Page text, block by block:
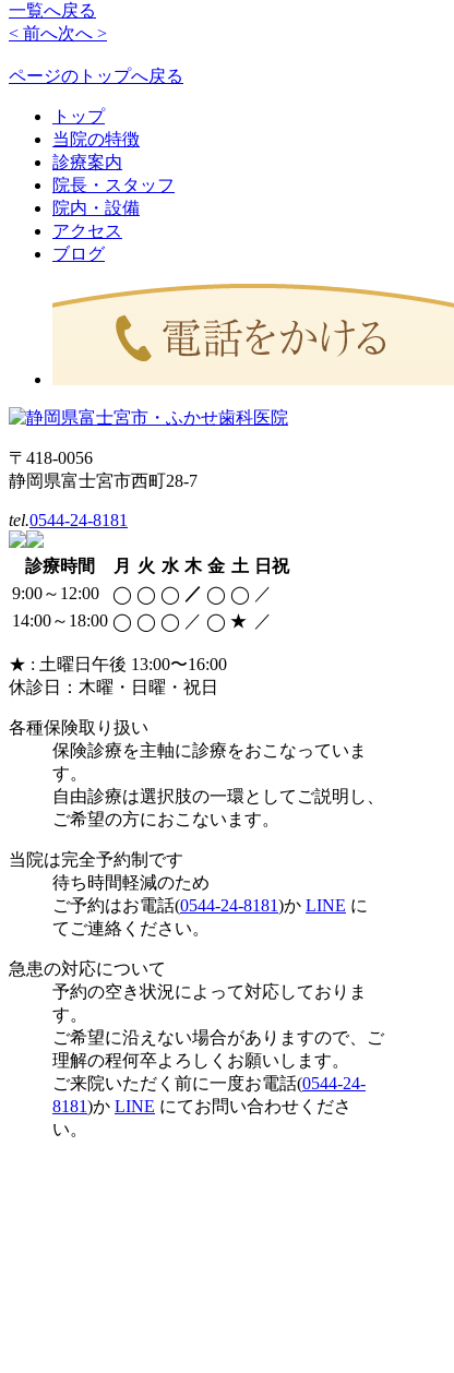
一覧へ戻る
< 前へ次へ >
ページのトップへ戻る
トップ
当院の特徴
診療案内
院長・スタッフ
院内・設備
アクセス
ブログ
〒418-0056
静岡県富士宮市西町28-7
tel.0544-24-8181
診療時間 月 火 水 木 金 土 日祝
9:00～12:00
◯ ◯ ◯ ／ ◯ ◯ ／
14:00～18:00 ◯ ◯ ◯ ／ ◯ ★ ／
★ : 土曜日午後 13:00〜16:00
休診日：木曜・日曜・祝日
各種保険取り扱い
保険診療を主軸に診療をおこなっていま
す。
自由診療は選択肢の一環としてご説明し、
ご希望の方におこないます。
当院は完全予約制です
待ち時間軽減のため
ご予約はお電話(0544-24-8181)か LINE に
てご連絡ください。
急患の対応について
予約の空き状況によって対応しておりま
す。
ご希望に沿えない場合がありますので、ご
理解の程何卒よろしくお願いします。
ご来院いただく前に一度お電話(0544-24-
8181)か LINE にてお問い合わせくださ
い。